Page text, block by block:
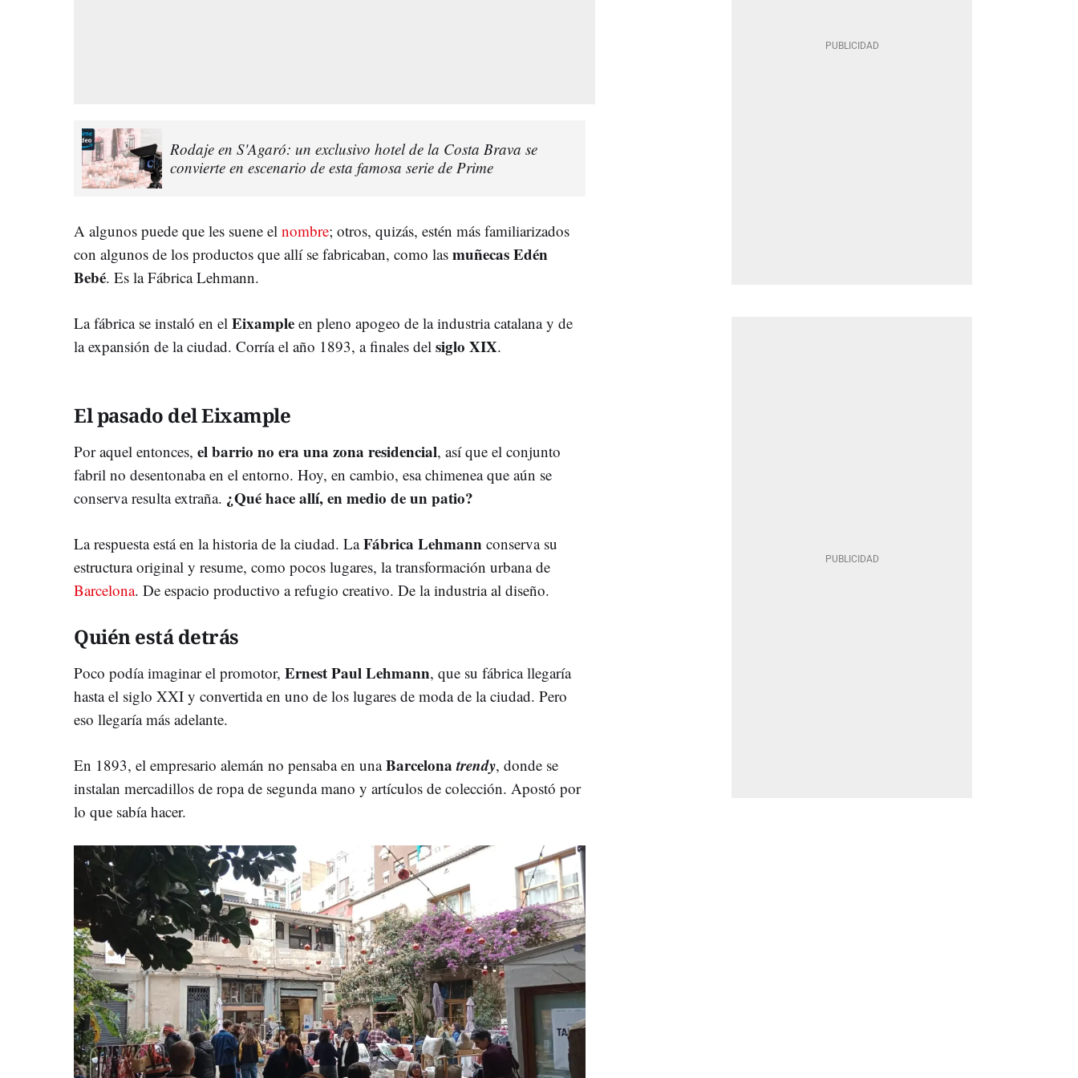
Rodaje en S'Agaró: un exclusivo hotel de la Costa Brava se
convierte en escenario de esta famosa serie de Prime
A algunos puede que les suene el nombre; otros, quizás, estén más familiarizados
con algunos de los productos que allí se fabricaban, como las muñecas Edén
Bebé. Es la Fábrica Lehmann.
La fábrica se instaló en el Eixample en pleno apogeo de la industria catalana y de
la expansión de la ciudad. Corría el año 1893, a finales del siglo XIX.
El pasado del Eixample
Por aquel entonces, el barrio no era una zona residencial, así que el conjunto
fabril no desentonaba en el entorno. Hoy, en cambio, esa chimenea que aún se
conserva resulta extraña. ¿Qué hace allí, en medio de un patio?
La respuesta está en la historia de la ciudad. LaFábrica Lehmann conserva su
estructura original y resume, como pocos lugares, la transformación urbana de
Barcelona. De espacio productivo a refugio creativo. De la industria al diseño.
Quién está detrás
Poco podía imaginar el promotor, Ernest Paul Lehmann, que su fábrica llegaría
hasta el siglo XXI y convertida en uno de los lugares de moda de la ciudad. Pero
eso llegaría más adelante.
En 1893, el empresario alemán no pensaba en unaBarcelonatrendy, donde se
instalan mercadillos de ropa de segunda mano y artículos de colección. Apostó por
lo que sabía hacer.